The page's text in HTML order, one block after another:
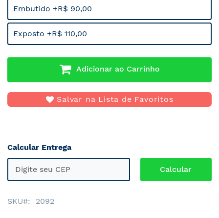
Embutido +R$ 90,00
Exposto +R$ 110,00
Adicionar ao Carrinho
Salvar na Lista de Favoritos
Calcular Entrega
SKU 2092